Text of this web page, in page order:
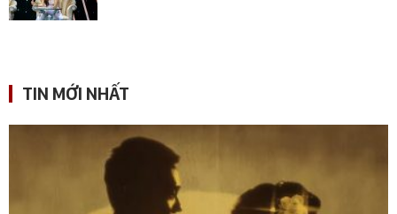
TIN MỚI NHẤT